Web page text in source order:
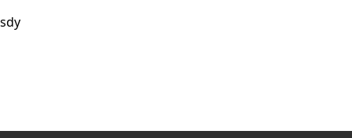
sdy